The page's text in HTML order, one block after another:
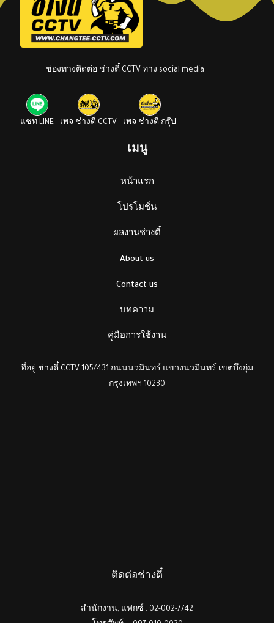
ช่องทางติดต่อ ช่างตี๋ CCTV ทาง social media
แชท LINE เพจ ช่างตี๋ CCTV เพจ ช่างตี๋ กรุ๊ป
เมนู
หน้าแรก
โปรโมชั่น
ผลงานช่างตี๋
About us
Contact us
บทความ
คู่มือการใช้งาน
ที่อยู่ ช่างตี๋ CCTV 105/431 ถนนนวมินทร์ แขวงนวมินทร์ เขตบึงกุ่ม
กรุงเทพฯ 10230
ติดต่อช่างตี๋
สำนักงาน, แฟกซ์ : 02-002-7742